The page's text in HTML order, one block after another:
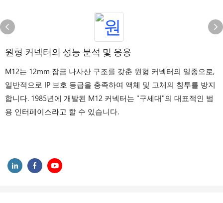
원형 커넥터의 성능 분석 및 응용
M12는 12mm 잠금 나사산 구조를 갖춘 원형 커넥터의 일종으로,
일반적으로 IP 보호 등급을 충족하여 액체 및 고체의 침투를 방지
합니다. 1985년에 개발된 M12 커넥터는 "구세대"의 대표적인 범
용 인터페이스라고 할 수 있습니다.